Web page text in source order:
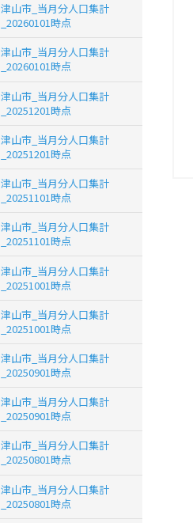
津山市_当月分人口集計
_20260101時点
津山市_当月分人口集計
_20260101時点
津山市_当月分人口集計
_20251201時点
津山市_当月分人口集計
_20251201時点
津山市_当月分人口集計
_20251101時点
津山市_当月分人口集計
_20251101時点
津山市_当月分人口集計
_20251001時点
津山市_当月分人口集計
_20251001時点
津山市_当月分人口集計
_20250901時点
津山市_当月分人口集計
_20250901時点
津山市_当月分人口集計
_20250801時点
津山市_当月分人口集計
_20250801時点